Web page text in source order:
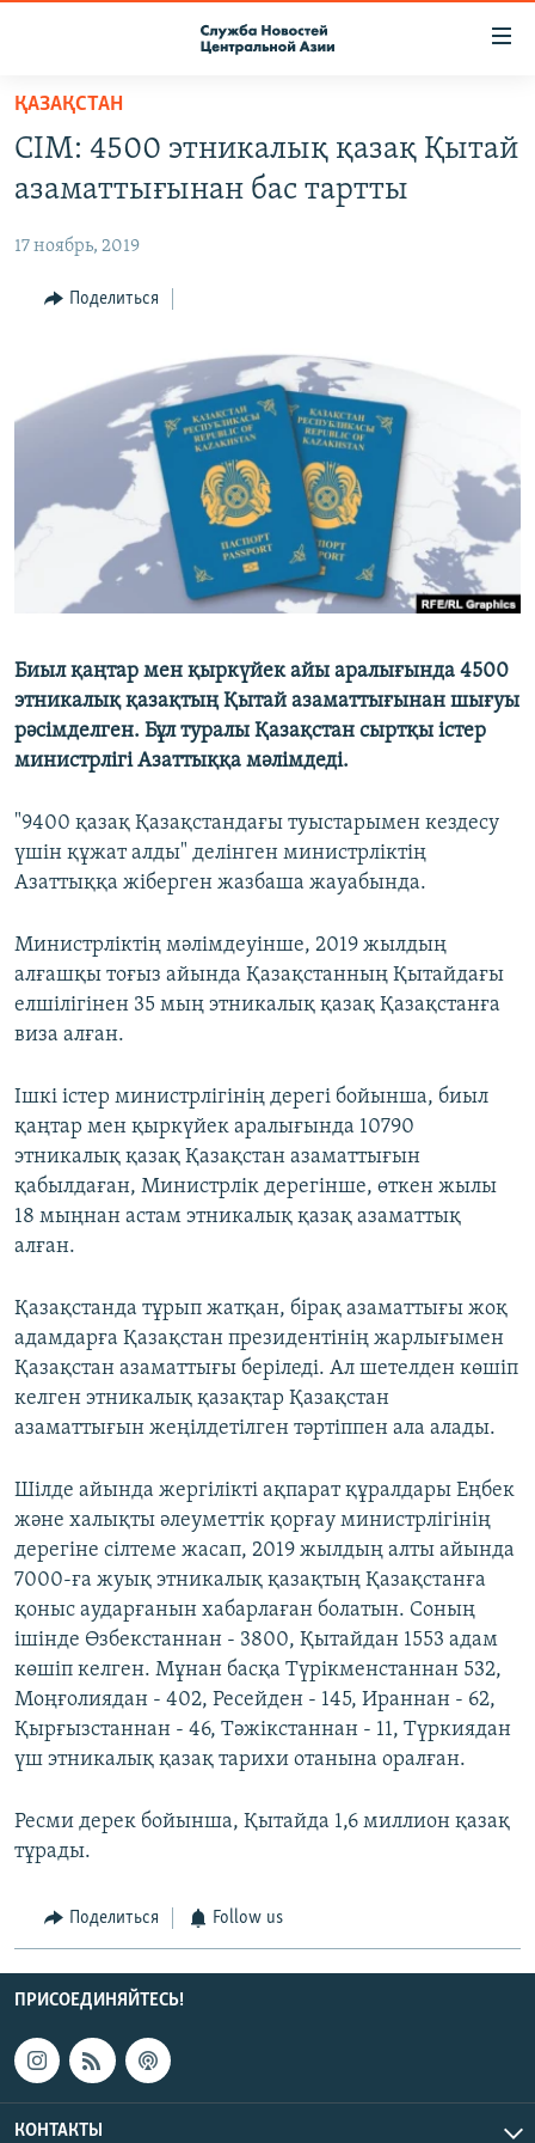
Вернуться
основному
содержанию
навигации
поиску
RFE/RL ДИРЕКТ
НАСТОЯЩЕЕ ВРЕМЯ
ҚАЗАҚСТАН
СІМ: 4500 этникалық қазақ Қытай
азаматтығынан бас тартты
17 ноябрь, 2019
Поделиться
Биыл қаңтар мен қыркүйек айы аралығында 4500
этникалық қазақтың Қытай азаматтығынан шығуы
рәсімделген. Бұл туралы Қазақстан сыртқы істер
министрлігі Азаттыққа мәлімдеді.
"9400 қазақ Қазақстандағы туыстарымен кездесу
үшін құжат алды" делінген министрліктің
Азаттыққа жіберген жазбаша жауабында.
Министрліктің мәлімдеуінше, 2019 жылдың
алғашқы тоғыз айында Қазақстанның Қытайдағы
елшілігінен 35 мың этникалық қазақ Қазақстанға
виза алған.
Ішкі істер министрлігінің дерегі бойынша, биыл
қаңтар мен қыркүйек аралығында 10790
этникалық қазақ Қазақстан азаматтығын
қабылдаған, Министрлік дерегінше, өткен жылы
18 мыңнан астам этникалық қазақ азаматтық
алған.
Қазақстанда тұрып жатқан, бірақ азаматтығы жоқ
адамдарға Қазақстан президентінің жарлығымен
Қазақстан азаматтығы беріледі. Ал шетелден көшіп
келген этникалық қазақтар Қазақстан
азаматтығын жеңілдетілген тәртіппен ала алады.
Шілде айында жергілікті ақпарат құралдары Еңбек
және халықты әлеуметтік қорғау министрлігінің
дерегіне сілтеме жасап, 2019 жылдың алты айында
7000-ға жуық этникалық қазақтың Қазақстанға
қоныс аударғанын хабарлаған болатын. Соның
ішінде Өзбекстаннан - 3800, Қытайдан 1553 адам
көшіп келген. Мұнан басқа Түрікменстаннан 532,
Моңғолиядан - 402, Ресейден - 145, Ираннан - 62,
Қырғызстаннан - 46, Тәжікстаннан - 11, Түркиядан
үш этникалық қазақ тарихи отанына оралған.
Ресми дерек бойынша, Қытайда 1,6 миллион қазақ
тұрады.
Поделиться Follow us
ПРИСОЕДИНЯЙТЕСЬ!
КОНТАКТЫ